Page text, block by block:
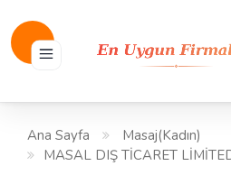
Ana Sayfa
Masaj(Kadın)
MASAL DIŞ TİCARET